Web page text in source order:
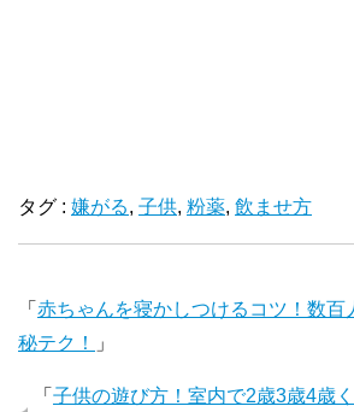
タグ : 嫌がる, 子供, 粉薬, 飲ませ方
「 赤ちゃんを寝かしつけるコツ！数百
秘テク！
」
「 子供の遊び方！室内で2歳3歳4歳